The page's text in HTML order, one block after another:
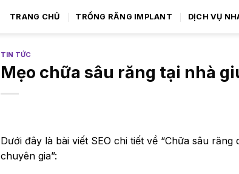
TRANG CHỦ TRỒNG RĂNG IMPLANT DỊCH VỤ
TIN TỨC
Mẹo chữa sâu răng tại nhà
Dưới đây là bài viết SEO chi tiết về “Chữa sâu
chuyên gia”: